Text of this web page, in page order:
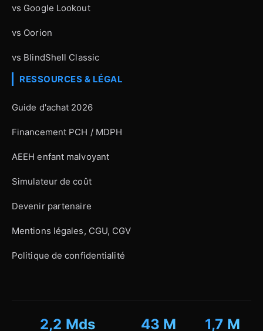
vs Google Lookout
vs Oorion
vs BlindShell Classic
RESSOURCES & LÉGAL
Guide d'achat 2026
Financement PCH / MDPH
AEEH enfant malvoyant
Simulateur de coût
Devenir partenaire
Mentions légales, CGU, CGV
Politique de confidentialité
2,2 Mds 43 M 1,7 M